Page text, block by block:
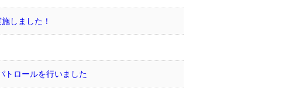
しました！
トロールを行いました